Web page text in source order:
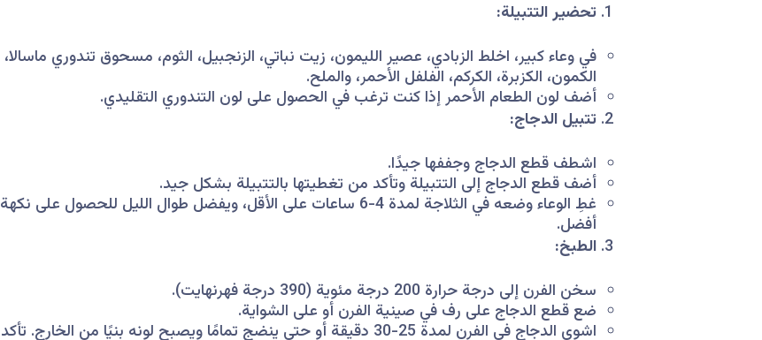
تحضير التتبيلة:
في وعاء كبير، اخلط الزبادي، عصير الليمون، زيت نباتي، الزنجبيل، الثوم، مسحوق تندوري ماسالا،
الكمون، الكزبرة، الكركم، الفلفل الأحمر، والملح.
أضف لون الطعام الأحمر إذا كنت ترغب في الحصول على لون التندوري التقليدي.
تتبيل الدجاج:
اشطف قطع الدجاج وجففها جيدًا.
أضف قطع الدجاج إلى التتبيلة وتأكد من تغطيتها بالتتبيلة بشكل جيد.
غطِ الوعاء وضعه في الثلاجة لمدة 4-6 ساعات على الأقل، ويفضل طوال الليل للحصول على نكهة
أفضل.
الطبخ:
سخن الفرن إلى درجة حرارة 200 درجة مئوية (390 درجة فهرنهايت).
ضع قطع الدجاج على رف في صينية الفرن أو على الشواية.
اشوي الدجاج في الفرن لمدة 25-30 دقيقة أو حتى ينضج تمامًا ويصبح لونه بنيًا من الخارج. تأكد